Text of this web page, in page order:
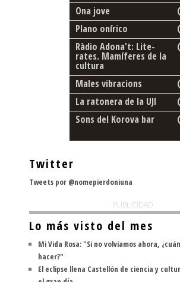
Ona jove
Plano onírico
Ràdio Adona't: Lite-
rates. Mamíferes de la
cultura
Males vibracions
La ratonera de la UJI
Sons del Korova bar
Twitter
Tweets por @nomepierdoniuna
PUBLICIDAD
Lo más visto del mes
Mi Vida Rosa: "Si no volvíamos ahora,
hacer?"
El eclipse llena Castellón de ciencia y